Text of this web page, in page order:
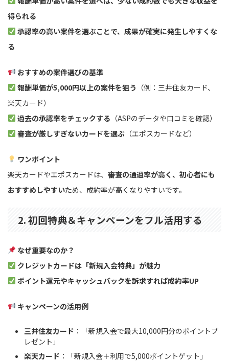
得られる
承認率の高い案件を選ぶことで、成果が確実に発生しやすくな
る
おすすめの案件選びの基準
報酬単価が5,000円以上の案件を狙う （例：三井住友カード、
楽天カード）
過去の承認率をチェックする （ASPのデータや口コミを確認）
審査が厳しすぎないカードを選ぶ（エポスカードなど）
ワンポイント
楽天カードやエポスカードは、 審査の通過率が高く、初心者にも
おすすめしやすいため、成約率が高くなりやすいです。
2. 初回特典＆キャンペーンをフル活用する
なぜ重要なのか？
クレジットカードは「新規入会特典」が魅力
ポイント還元やキャッシュバックを訴求すれば成約率UP
キャンペーンの活用例
三井住友カード ：「新規入会で最大10,000円分のポイントプ
レゼント」
楽天カード ：「新規入会＋利用で5,000ポイントゲット」